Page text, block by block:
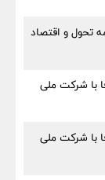
تحول و اقتصاد
با شرکت ملی
با شرکت ملی